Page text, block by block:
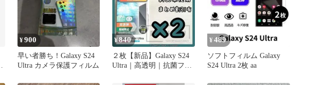
¥900
早い者勝ち！Galaxy S24
Ultra カメラ保護フィルム
¥840
２枚【新品】Galaxy S24
Ultra｜高透明｜抗菌フィ
¥ 489
ソフトフィルム Galaxy
S24 Ultra 2枚 aa